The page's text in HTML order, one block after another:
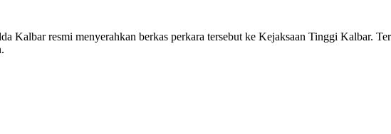
resmi menyerahkan berkas perkara tersebut ke Kejaksaan Tinggi Kalbar.